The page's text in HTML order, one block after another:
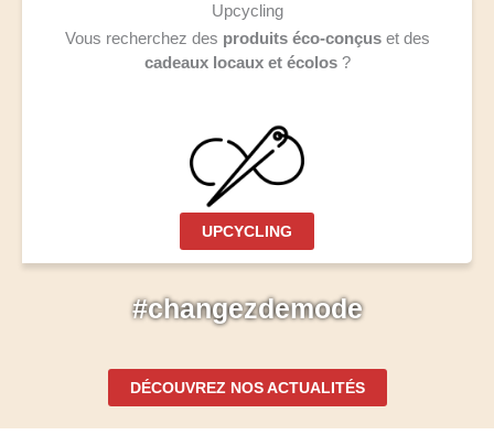
Upcycling
Vous recherchez des produits éco-conçuset des
cadeaux locaux et écolos?
UPCYCLING
#changezdemode
DÉCOUVREZ NOS ACTUALITÉS